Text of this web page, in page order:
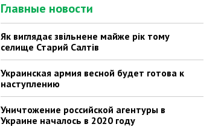
Главные новости
Як виглядає звільнене майже рік тому
селище Старий Салтів
Украинская армия весной будет готова к
наступлению
Уничтожение российской агентуры в
Украине началось в 2020 году